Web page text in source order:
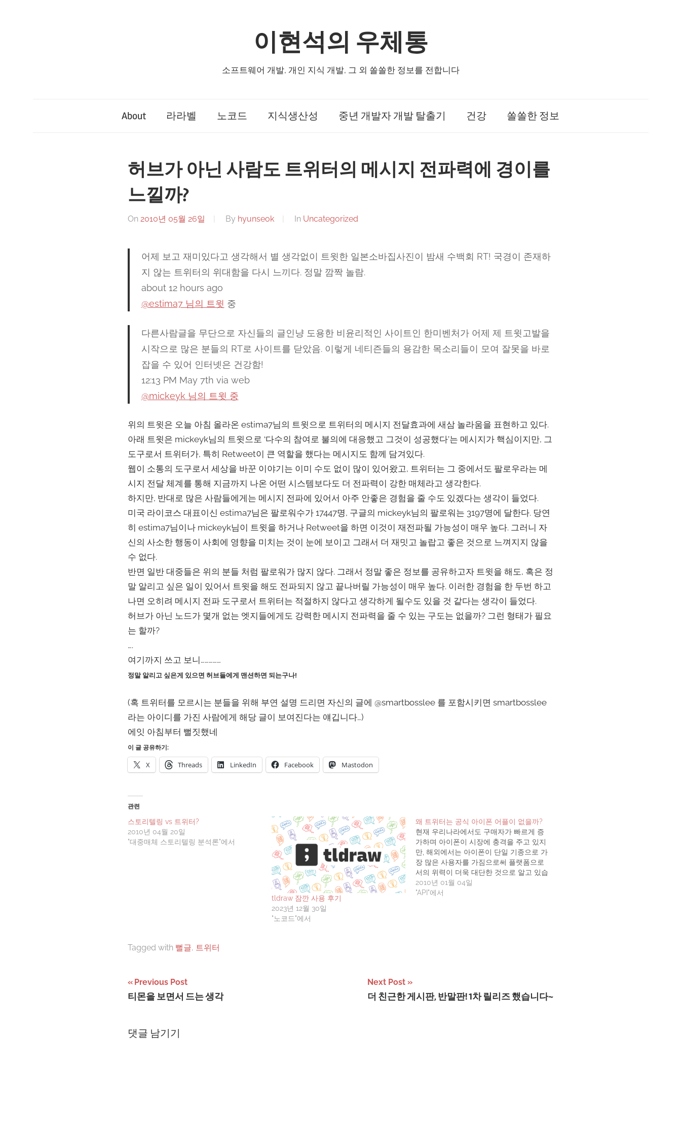
이현석의 우체통
소프트웨어 개발, 개인 지식 개발, 그 외 쏠쏠한 정보를 전합니다
About 라라벨 노코드 지식생산성 중년 개발자 개발 탈출기 건강 쏠쏠한 정보
허브가 아닌 사람도 트위터의 메시지 전파력에 경이를
느낄까?
On 2010년 05월 26일 By hyunseok In Uncategorized
어제 보고 재미있다고 생각해서 별 생각없이 트윗한 일본소바집사진이 밤새 수백회 RT! 국경이 존재하
지 않는 트위터의 위대함을 다시 느끼다. 정말 깜짝 놀람.
about 12 hours ago
@estima7 님의 트윗 중
다른사람글을 무단으로 자신들의 글인냥 도용한 비윤리적인 사이트인 한미벤처가 어제 제 트윗고발을
시작으로 많은 분들의 RT로 사이트를 닫았음. 이렇게 네티즌들의 용감한 목소리들이 모여 잘못을 바로
잡을 수 있어 인터넷은 건강함!
12:13 PM May 7th via web
@mickeyk 님의 트윗 중
위의 트윗은 오늘 아침 올라온 estima7님의 트윗으로 트위터의 메시지 전달효과에 새삼 놀라움을 표현하고 있다.
아래 트윗은 mickeyk님의 트윗으로 ‘다수의 참여로 불의에 대응했고 그것이 성공했다’는 메시지가 핵심이지만, 그
도구로서 트위터가, 특히 Retweet이 큰 역할을 했다는 메시지도 함께 담겨있다.
웹이 소통의 도구로서 세상을 바꾼 이야기는 이미 수도 없이 많이 있어왔고, 트위터는 그 중에서도 팔로우라는 메
시지 전달 체계를 통해 지금까지 나온 어떤 시스템보다도 더 전파력이 강한 매체라고 생각한다.
하지만, 반대로 많은 사람들에게는 메시지 전파에 있어서 아주 안좋은 경험을 줄 수도 있겠다는 생각이 들었다.
미국 라이코스 대표이신 estima7님은 팔로워수가 17447명, 구글의 mickeyk님의 팔로워는 3197명에 달한다. 당연
히 estima7님이나 mickeyk님이 트윗을 하거나 Retweet을 하면 이것이 재전파될 가능성이 매우 높다. 그러니 자
신의 사소한 행동이 사회에 영향을 미치는 것이 눈에 보이고 그래서 더 재밋고 놀랍고 좋은 것으로 느껴지지 않을
수 없다.
반면 일반 대중들은 위의 분들 처럼 팔로워가 많지 않다. 그래서 정말 좋은 정보를 공유하고자 트윗을 해도, 혹은 정
말 알리고 싶은 일이 있어서 트윗을 해도 전파되지 않고 끝나버릴 가능성이 매우 높다. 이러한 경험을 한 두번 하고
나면 오히려 메시지 전파 도구로서 트위터는 적절하지 않다고 생각하게 될수도 있을 것 같다는 생각이 들었다.
허브가 아닌 노드가 몇개 없는 엣지들에게도 강력한 메시지 전파력을 줄 수 있는 구도는 없을까? 그런 형태가 필요
는 할까?
….
여기까지 쓰고 보니……………
정말 알리고 싶은게 있으면 허브들에게 맨션하면 되는구나!
(혹 트위터를 모르시는 분들을 위해 부연 설명 드리면 자신의 글에 @smartbosslee 를 포함시키면 smartbosslee
라는 아이디를 가진 사람에게 해당 글이 보여진다는 얘깁니다…)
에잇 아침부터 뻘짓했네
이 글 공유하기:
X Threads LinkedIn Facebook Mastodon
관련
스토리텔링 vs 트위터?
2010년 04월 20일
"대중매체 스토리텔링 분석론"에서
tldraw 잠깐 사용 후기
2023년 12월 30일
"노코드"에서
왜 트위터는 공식 아이폰 어플이 없을까?
현재 우리나라에서도 구매자가 빠르게 증
가하며 아이폰이 시장에 충격을 주고 있지
만, 해외에서는 아이폰이 단일 기종으로 가
장 많은 사용자를 가짐으로써 플랫폼으로
서의 위력이 더욱 대단한 것으로 알고 있습
니다. 그래서 많은 (아마 대다수의) 인터넷
서비스 제공 업체들이 앞다투어 아이폰용
2010년 01월 04일
"API"에서
Tagged with 뻘글, 트위터
글
탐
Previous Post
티몬을 보면서 드는 생각
Next Post
더 친근한 게시판, 반말판! 1차 릴리즈 했습니다~
댓글 남기기